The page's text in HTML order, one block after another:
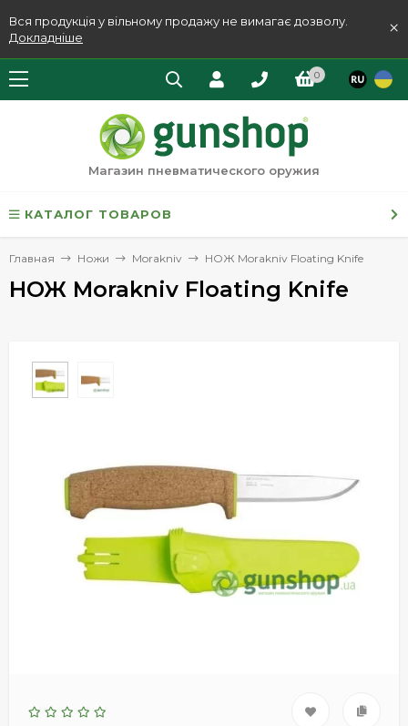
Вся продукція у вільному продажу не вимагає дозволу.
Докладніше
×
0
Магазин пневматического оружия
КАТАЛОГ ТОВАРОВ
Главная Ножи Morakniv НОЖ Morakniv Floating Knife
НОЖ Morakniv Floating Knife